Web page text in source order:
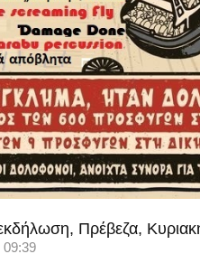
Πρέβεζα,
09:39